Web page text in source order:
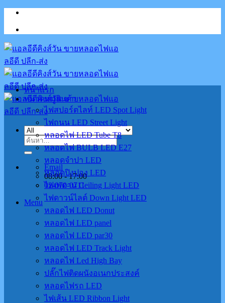
Skip
content
ค้นหา:
Email
08:00 - 17:00
02-070-0711
Menu
หน้าแรก
หมวดหมู่สินค้า
ไฟสปอร์ตไลท์ LED Spot Light
ไฟถนน LED Street Light
หลอดไฟ LED Tube T8
หลอดไฟ BULB LED E27
หลอดจำปา LED
หลอดปิงปอง LED
ไฟเพดาน Ceiling Light LED
ไฟดาวน์ไลต์ Down Light LED
หลอดไฟ LED Donut
หลอดไฟ LED panel
หลอดไฟ LED par30
หลอดไฟ LED Track Light
หลอดไฟ Led High Bay
ปลั๊กไฟติดผนังอเนกประสงค์
หลอดไฟรถ LED
ไฟเส้น LED Ribbon Light